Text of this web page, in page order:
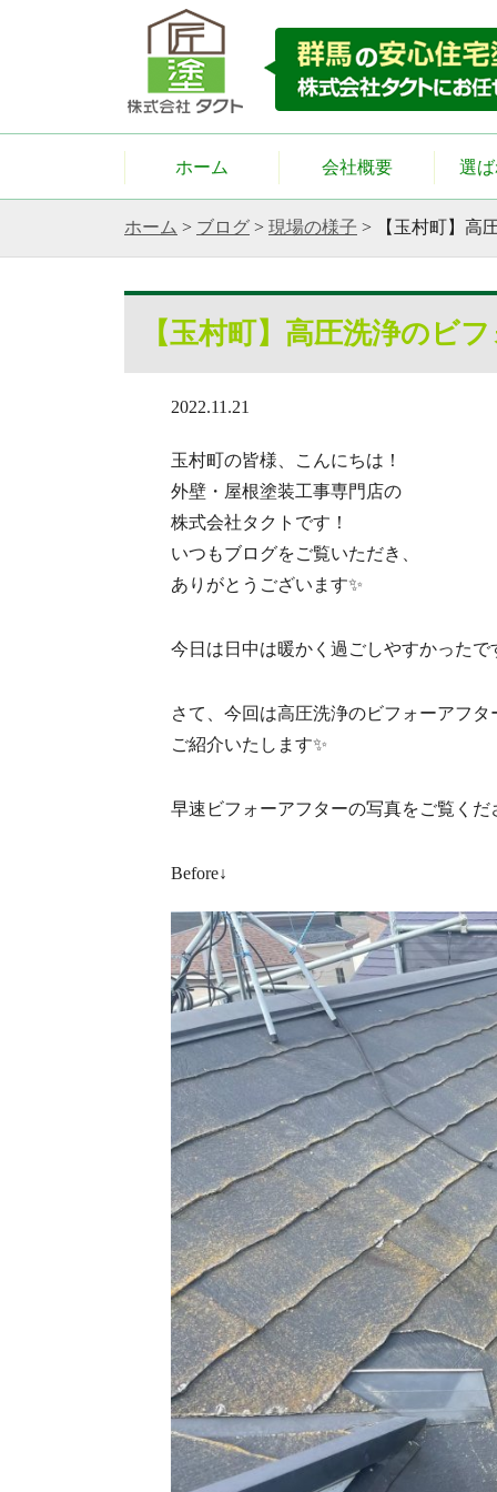
ホーム 会社概要 選
ホーム > ブログ > 現場の様子 > 【玉村町】高
【玉村町】高圧洗浄のビ
2022.11.21
玉村町の皆様、こんにちは！
外壁・屋根塗装工事専門店の
株式会社タクトです！
いつもブログをご覧いただき、
ありがとうございます✨
今日は日中は暖かく過ごしやすかったで
さて、今回は高圧洗浄のビフォーアフタ
ご紹介いたします✨
早速ビフォーアフターの写真をご覧くだ
Before↓